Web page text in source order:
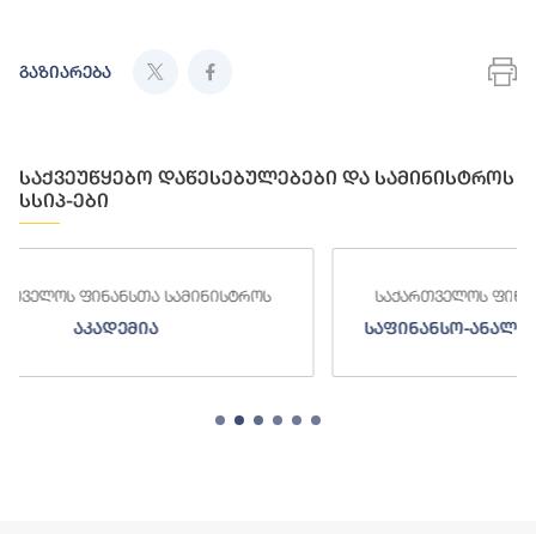
გაზიარება
საქვეუწყებო დაწესებულებები და სამინისტროს
სსიპ-ები
საქართველოს ფინანსთა სამინისტროს
საფინანსო-ანალიტიკური სამსახური